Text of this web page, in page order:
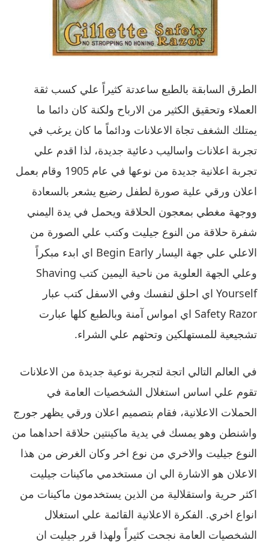
الطرق السابقة بالطبع ساعدتة كثيراً علي كسب ثقة
العملاء وتحقيق الكثير من الارباح ولكنة كان دائما ما
يمتلك الشغف تجاة الاعلانات ودائماً ما كان يرغب في
تجربة اعلانات واساليب دعائية جديدة، لذا اقدم علي
تجربة اعلانية جديدة من نوعها في عام 1905 وقام بعمل
اعلان ورقي علية صورة لطفل رضيع يشعر بالسعادة
ووجهة مغطي بمعجون الحلاقة ويحمل في يدة اليمني
شفرة حلاقة من النوع جيليت وكتب علي الصورة من
الاعلي علي جهة اليسار Begin Early اي ابدء مبكراً
وعلي الجهة العلوية من ناحية اليمين كتب Shaving
Yourself اي احلق لنفسك وفي الاسفل كتب عبار
Safety Razor اي امواس آمنة وبالطبع كلها عبارت
تشجيعية للمستهلكين وتحثهم علي الشراء.
في العالم التالي اتجة لتجربة نوعية جديدة من الاعلانات
تقوم علي اساس استغلال الشخصيات العامة في
الحملات الاعلانية، فقام بتصميم اعلان ورقي يظهر جورج
واشنطن وهو يمسك في يدية ماكينتين حلاقة احداهما من
النوع جيليت والاخري من نوع اخر وكان الغرض من هذا
الاعلان هو الاشارة الي ان مستخدمي ماكينات جيليت
اكثر حرية واستقلالية من الذين يستخدمون ماكينات من
انواع اخري. الفكرة الاعلانية القائمة علي استغلال
الشخصيات العامة نجحت كثيراً ولهذا قرر جيليت ان